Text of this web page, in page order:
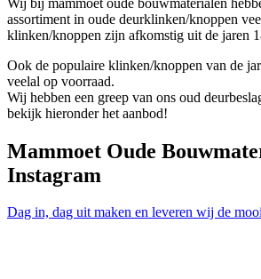
assortiment in oude deurklinken/knoppen
klinken/knoppen zijn afkomstig uit de jaren
Ook de populaire klinken/knoppen van de
veelal op voorraad.
Wij hebben een greep van ons oud
bekijk hieronder het aanbod!
Mammoet Oude
Instagram
Dag in, dag uit maken en leveren wij de